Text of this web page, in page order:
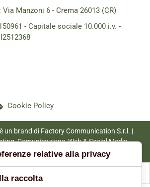
Via Manzoni 6 - Crema 26013 (CR)
- Capitale sociale 10.000 i.v. -
Cookie Policy
un brand di Factory Communication S.r.l. |
Comunicazione, Web & Social Media
relative alla privacy
raccolta